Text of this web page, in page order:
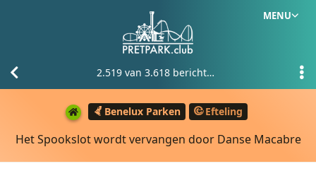
MENU
Benelux Parken Efteling
Het Spookslot wordt vervangen door Danse Macabre
2.519 van 3.618 berichten